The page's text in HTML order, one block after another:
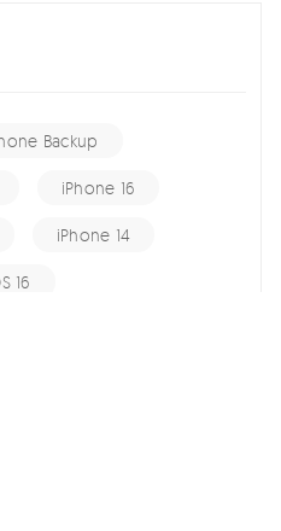
Backup
iPhone 16
iPhone 14
16